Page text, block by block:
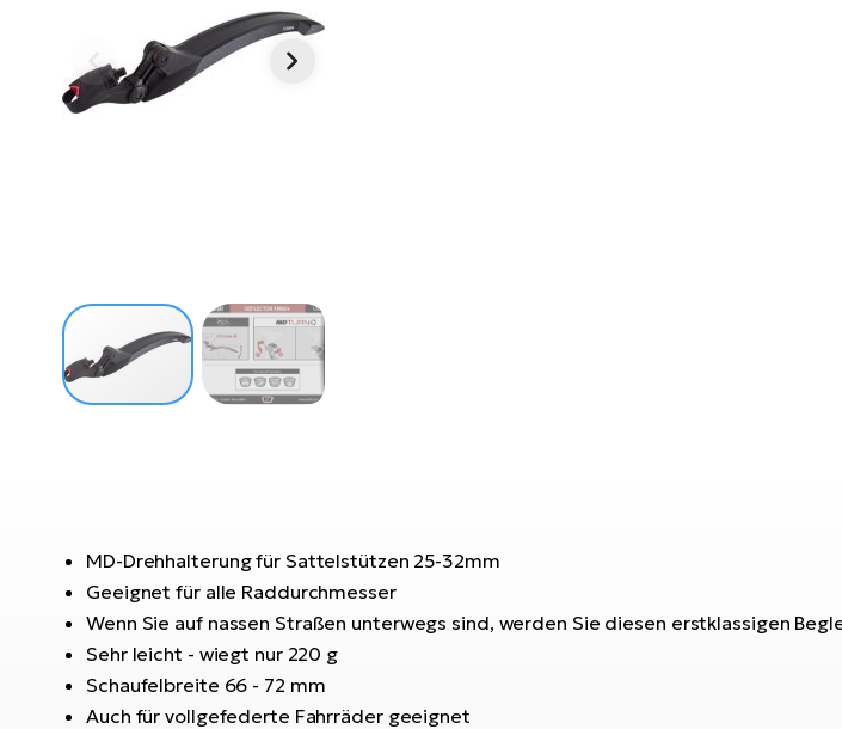
MD-Drehhalterung für Sattelstützen 25-32mm
Geeignet für alle Raddurchmesser
Wenn Sie auf nassen Straßen unterwegs sind, werden Sie diesen erstklassigen
Sehr leicht - wiegt nur 220 g
Schaufelbreite 66 - 72 mm
Auch für vollgefederte Fahrräder geeignet